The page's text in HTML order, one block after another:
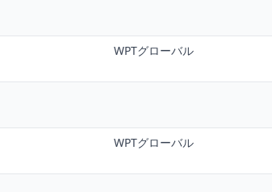
WPTグローバル
WPTグローバル